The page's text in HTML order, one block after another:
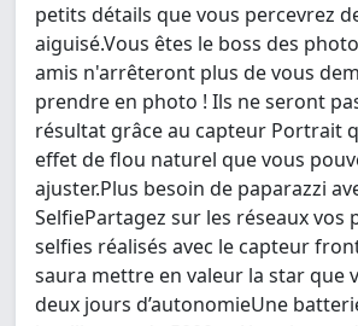
petits détails que vous percevrez
aiguisé.Vous êtes le boss des
amis n'arrêteront plus de vous
prendre en photo ! Ils ne seront
résultat grâce au capteur Portrait
effet de flou naturel que vous
ajuster.Plus besoin de paparazzi
SelfiePartagez sur les réseaux vos
selfies réalisés avec le capteur
saura mettre en valeur la star que
deux jours d’autonomieUne